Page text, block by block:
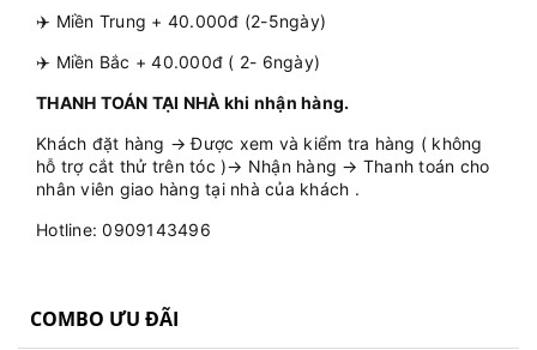
✈️ Miền Trung + 40.000đ (2-5ngày)
✈️ Miền Bắc + 40.000đ ( 2- 6ngày)
THANH TOÁN TẠI NHÀ khi nhận hàng.
Khách đặt hàng → Được xem và kiểm tra hàng ( không
hỗ trợ cắt thử trên tóc )→ Nhận hàng → Thanh toán cho
nhân viên giao hàng tại nhà của khách .
Hotline: 0909143496
COMBO ƯU ĐÃI